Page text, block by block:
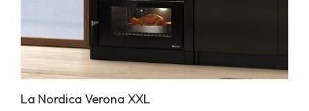
La Nordica Verona XXL